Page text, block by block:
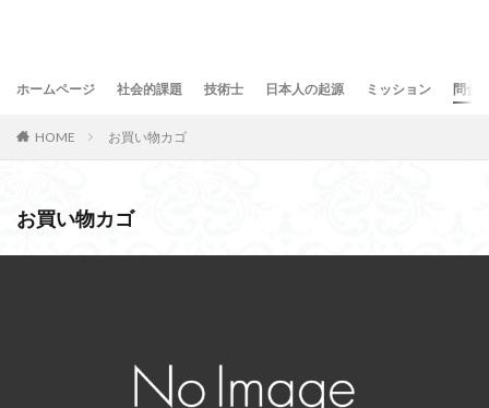
ホームページ 社会的課題 技術士 日本人の起源 ミッション 問合
HOME お買い物カゴ
お買い物カゴ